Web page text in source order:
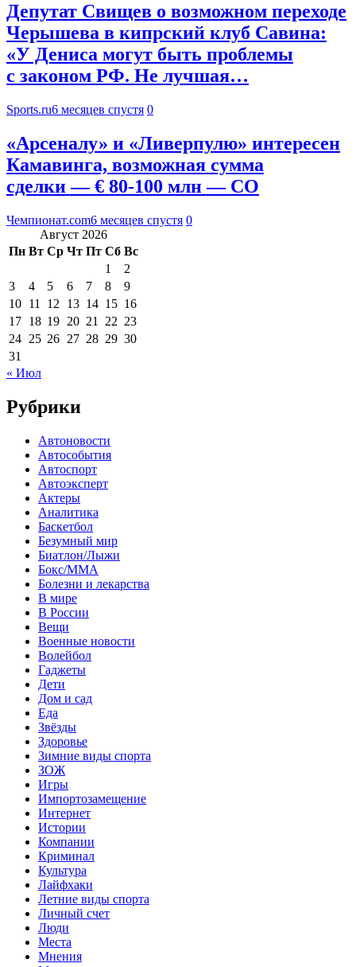
Депутат Свищев о возможном переходе
Черышева в кипрский клуб Савина:
«У Дениса могут быть проблемы
с законом РФ. Не лучшая…
Sports.ru6 месяцев спустя 0
«Арсеналу» и «Ливерпулю» интересен
Камавинга, возможная сумма
сделки — € 80-100 млн — CO
Чемпионат.com6 месяцев спустя 0
Август 2026
Пн Вт Ср Чт Пт Сб Вс
1
2
3
4 5 6 7 8
9
10 11 12 13 14 15 16
17 18 19 20 21 22 23
24 25 26 27 28 29 30
31
« Июл
Рубрики
Автоновости
Автособытия
Автоспорт
Автоэксперт
Актеры
Аналитика
Баскетбол
Безумный мир
Биатлон/Лыжи
Бокс/MMA
Болезни и лекарства
В мире
В России
Вещи
Военные новости
Волейбол
Гаджеты
Дети
Дом и сад
Еда
Звёзды
Здоровье
Зимние виды спорта
ЗОЖ
Игры
Импортозамещение
Интернет
Истории
Компании
Криминал
Культура
Лайфхаки
Летние виды спорта
Личный счет
Люди
Места
Мнения